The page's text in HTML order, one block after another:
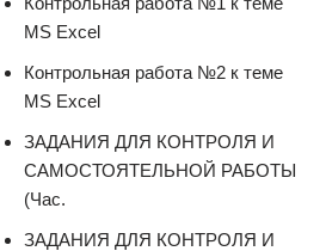
MS Excel
Контрольная работа №2 к теме
MS Excel
ЗАДАНИЯ ДЛЯ КОНТРОЛЯ И
САМОСТОЯТЕЛЬНОЙ РАБОТЫ
(Час.
ЗАДАНИЯ ДЛЯ КОНТРОЛЯ И